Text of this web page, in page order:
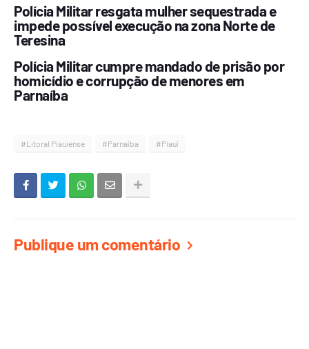
Polícia Militar resgata mulher sequestrada e
impede possível execução na zona Norte de
Teresina
Polícia Militar cumpre mandado de prisão por
homicídio e corrupção de menores em
Parnaíba
#Litoral Piauiense #Parnaíba #Piauí
Publique um comentário